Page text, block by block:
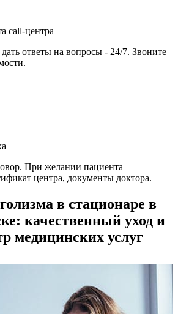
call-центра
ответы на вопросы - 24/7. Звоните
При желании пациента
центра, документы доктора.
в стационаре в
качественный уход и
медицинских услуг